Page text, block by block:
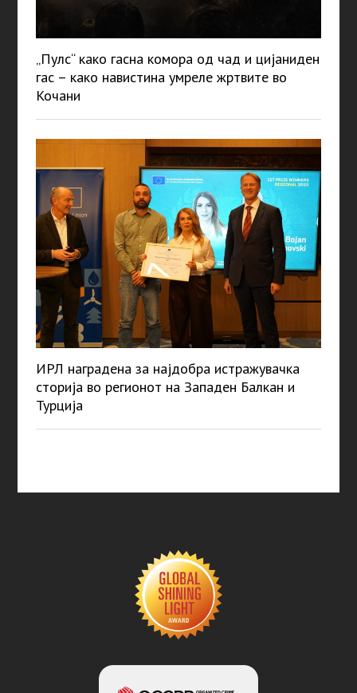
„Пулс“ како гасна комора од чад и цијаниден
гас – како навистина умреле жртвите во
Кочани
ИРЛ наградена за најдобра истражувачка
сторија во регионот на Западен Балкан и
Турција